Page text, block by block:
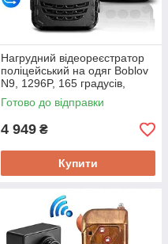
Нагрудний відеореєстратор
поліцейський на одяг Boblov
N9, 1296P, 165 градусів,
потужний АКБ 2600 мАч
Оригінал!
Готово до відправки
4 949 ₴
Купити